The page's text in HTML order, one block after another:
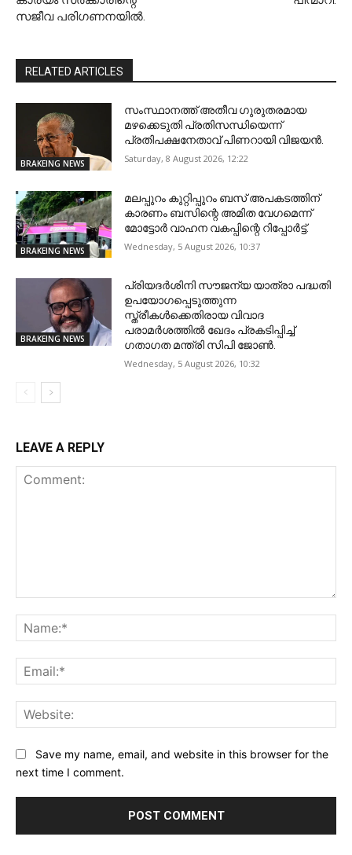
സജീവ പരിഗണനയിൽ.
RELATED ARTICLES
BRAKEING NEWS
സംസ്ഥാനത്ത് അതീവ ഗുരുതരമായ
മഴക്കെടുതി പ്രതിസന്ധിയെന്ന്
പ്രതിപക്ഷനേതാവ് പിണറായി വിജയൻ.
Saturday, 8 August 2026, 12:22
BRAKEING NEWS
മലപ്പുറം കുറ്റിപ്പുറം ബസ് അപകടത്തിന്
കാരണം ബസിന്റെ അമിത വേഗമെന്ന്
മോട്ടോർ വാഹന വകപ്പിന്റെ റിപ്പോർട്ട്.
Wednesday, 5 August 2026, 10:37
BRAKEING NEWS
പ്രിയദർശിനി സൗജന്യ യാത്രാ പദ്ധതി
ഉപയോഗപ്പെടുത്തുന്ന
സ്ത്രീകൾക്കെതിരായ വിവാദ
പരാമർശത്തിൽ ഖേദം പ്രകടിപ്പിച്ച്
ഗതാഗത മന്ത്രി സിപി ജോൺ.
Wednesday, 5 August 2026, 10:32
LEAVE A REPLY
Save my name, email, and website in this browser for the
next time I comment.